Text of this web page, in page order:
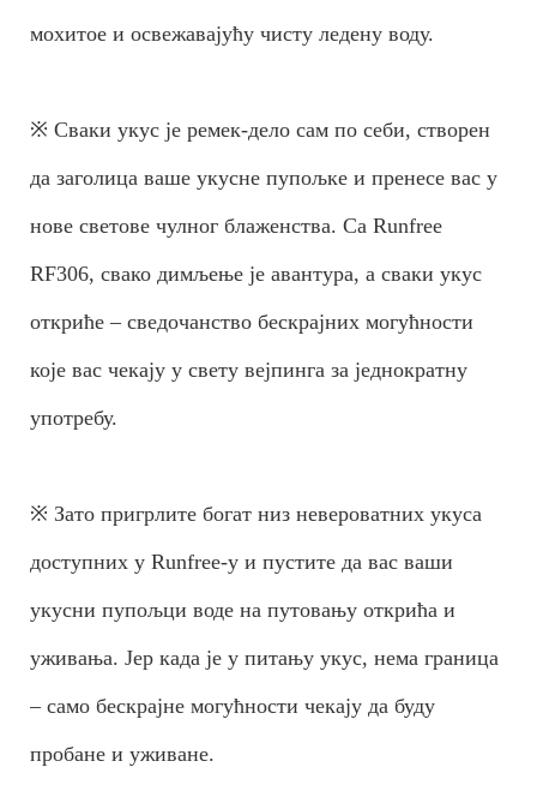
мохитое и освежавајућу чисту ледену воду.
※ Сваки укус је ремек-дело сам по себи, створен
да заголица ваше укусне пупољке и пренесе вас у
нове светове чулног блаженства. Са Runfree
RF306, свако димљење је авантура, а сваки укус
откриће – сведочанство бескрајних могућности
које вас чекају у свету вејпинга за једнократну
употребу.
※ Зато пригрлите богат низ невероватних укуса
доступних у Runfree-у и пустите да вас ваши
укусни пупољци воде на путовању открића и
уживања. Јер када је у питању укус, нема граница
– само бескрајне могућности чекају да буду
пробане и уживане.